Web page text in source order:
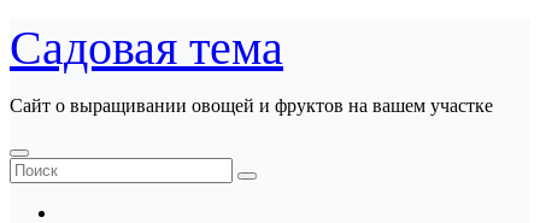
Перейти
к
содержанию
Садовая тема
Сайт о выращивании овощей и фруктов на вашем участке